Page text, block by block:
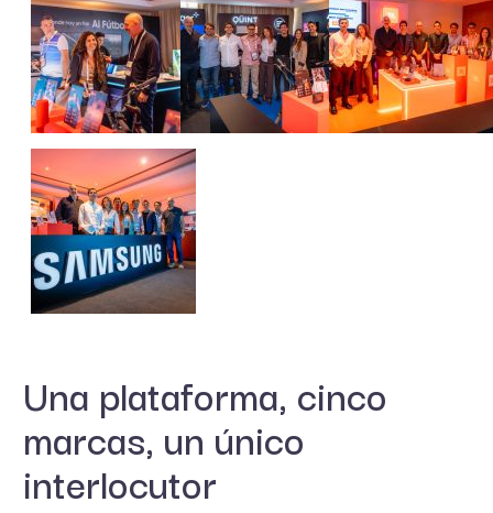
Una plataforma, cinco
marcas, un único
interlocutor